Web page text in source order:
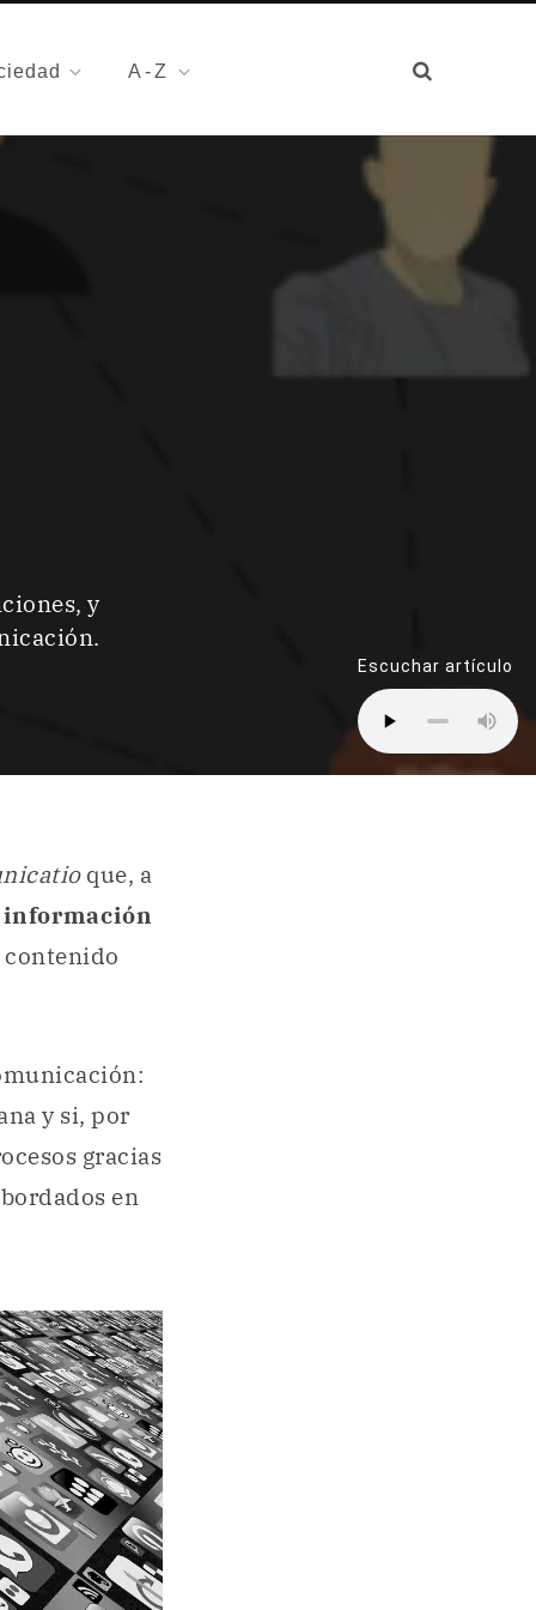
A-Z
y
Escuchar artículo
que, a
contenido
y si, por
gracias
en